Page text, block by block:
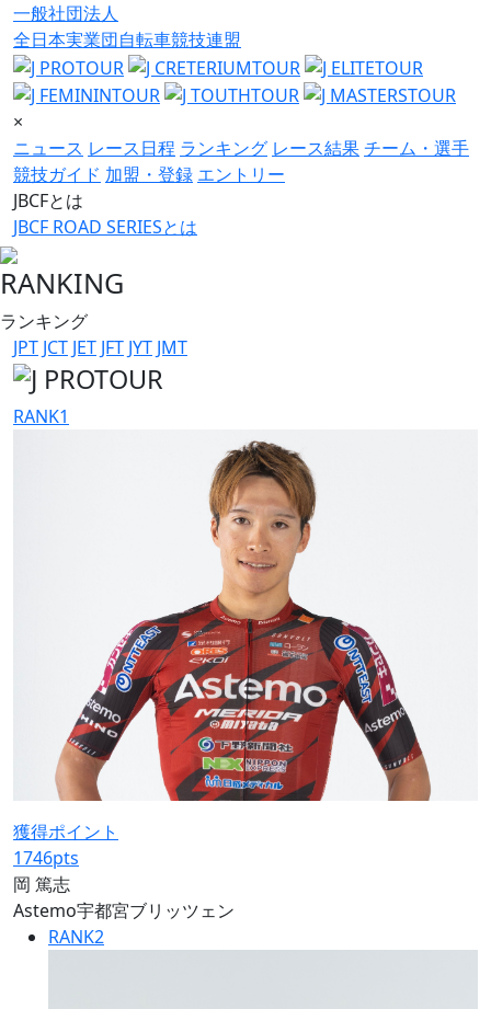
一般社団法人
全日本実業団自転車競技連盟
×
ニュース レース日程 ランキング レース結果チーム・選手
競技ガイド 加盟・登録 エントリー
JBCFとは
JBCF ROAD SERIESとは
RANKING
ランキング
JPT JCT JET JFT JYT JMT
RANK1
獲得ポイント
1746pts
岡 篤志
Astemo宇都宮ブリッツェン
RANK2